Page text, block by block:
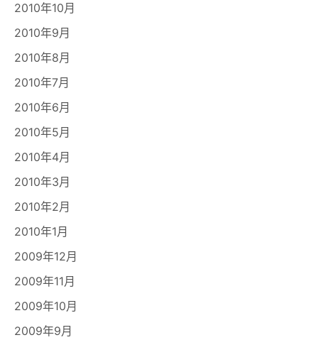
2010年10月
2010年9月
2010年8月
2010年7月
2010年6月
2010年5月
2010年4月
2010年3月
2010年2月
2010年1月
2009年12月
2009年11月
2009年10月
2009年9月